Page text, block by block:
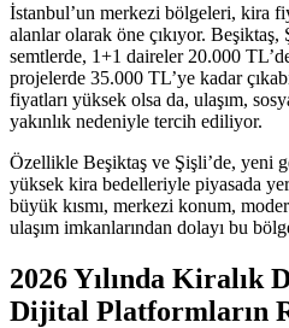
İstanbul’un merkezi bölgeleri, kira
alanlar olarak öne çıkıyor.
semtlerde, 1+1 daireler 20.000
projelerde 35.000 TL’ye kadar
fiyatları yüksek olsa da, ulaşım,
yakınlık nedeniyle tercih ediliyor.
Özellikle Beşiktaş ve Şişli’de, yeni
yüksek kira bedelleriyle piyasada
büyük kısmı, merkezi konum,
ulaşım imkanlarından dolayı bu
2026 Yılında Kiralık
Dijital Platformların